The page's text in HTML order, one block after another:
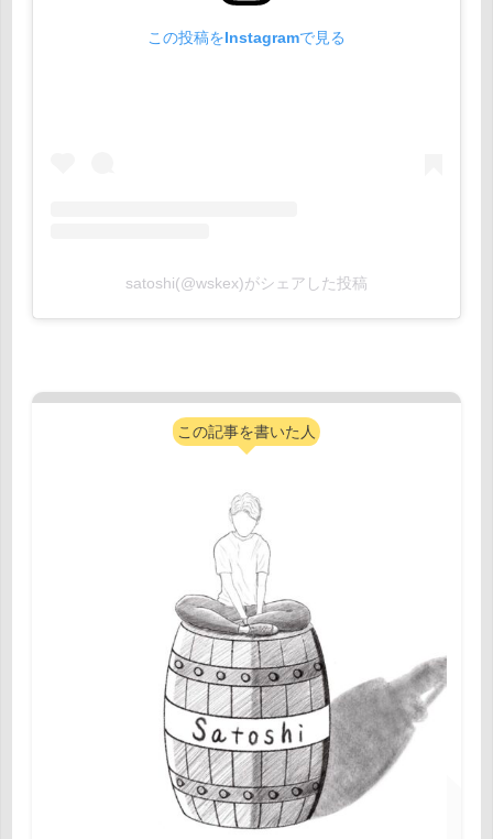
この投稿をInstagramで見る
satoshi(@wskex)がシェアした投稿
この記事を書いた人